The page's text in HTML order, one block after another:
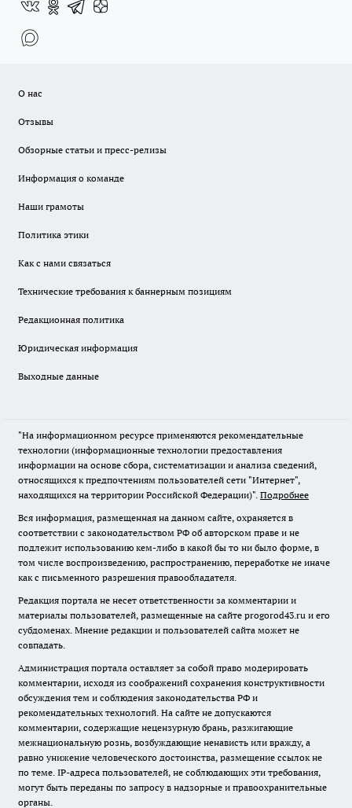
О нас
Отзывы
Обзорные статьи и пресс-релизы
Информация о команде
Наши грамоты
Политика этики
Как с нами связаться
Технические требования к баннерным позициям
Редакционная политика
Юридическая информация
Выходные данные
"На информационном ресурсе применяются рекомендательные
технологии (информационные технологии предоставления
информации на основе сбора, систематизации и анализа сведений,
относящихся к предпочтениям пользователей сети "Интернет",
находящихся на территории Российской Федерации)". Подробнее
Вся информация, размещенная на данном сайте, охраняется в
соответствии с законодательством РФ об авторском праве и не
подлежит использованию кем-либо в какой бы то ни было форме, в
том числе воспроизведению, распространению, переработке не иначе
как с письменного разрешения правообладателя.
Редакция портала не несет ответственности за комментарии и
материалы пользователей, размещенные на сайте progorod43.ru и его
субдоменах. Мнение редакции и пользователей сайта может не
совпадать.
Администрация портала оставляет за собой право модерировать
комментарии, исходя из соображений сохранения конструктивности
обсуждения тем и соблюдения законодательства РФ и
рекомендательных технологий. На сайте не допускаются
комментарии, содержащие нецензурную брань, разжигающие
межнациональную рознь, возбуждающие ненависть или вражду, а
равно унижение человеческого достоинства, размещение ссылок не
по теме. IP-адреса пользователей, не соблюдающих эти требования,
могут быть переданы по запросу в надзорные и правоохранительные
органы.